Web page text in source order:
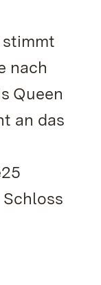
nach
Queen
an das